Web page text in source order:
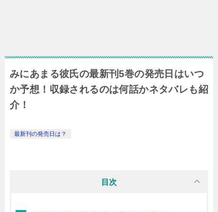
みにあまる彼氏の最新刊5巻の発売日はいつ
か予想！収録されるのは何話かネタバレも紹
介！
最新刊の発売日は？
目次